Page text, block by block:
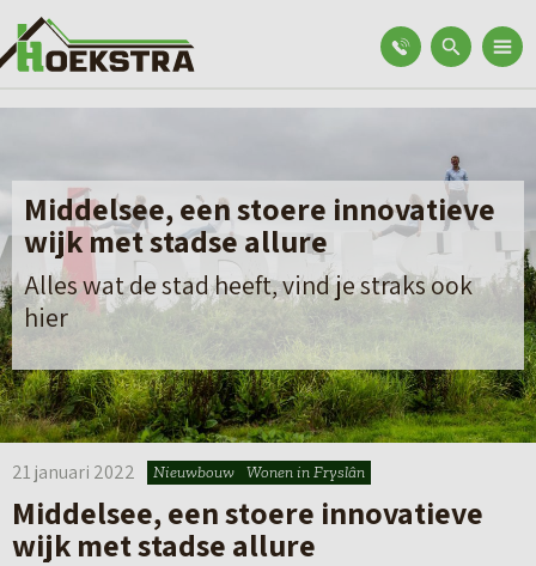
Middelsee, een stoere innovatieve
wijk met stadse allure
Alles wat de stad heeft, vind je straks ook
hier
21 januari 2022 Nieuwbouw Wonen in Fryslân
Middelsee, een stoere innovatieve
wijk met stadse allure